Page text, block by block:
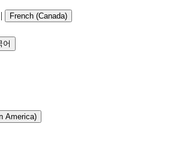
| French (Canada)
어
America)